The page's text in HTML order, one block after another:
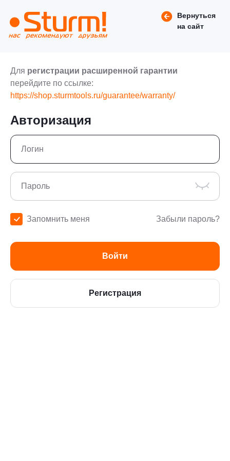
Вернуться
на сайт
Для регистрации расширенной гарантии
перейдите по ссылке:
https://shop.sturmtools.ru/guarantee/warranty/
Авторизация
Запомнить меня Забыли пароль?
Регистрация